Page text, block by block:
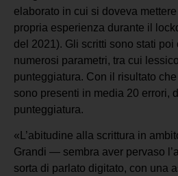
elaborato in cui si doveva
propria esperienza durante il
del 2021). Gli scritti sono stati poi
numerosi parametri, tra cui
punteggiatura. Con il risultato
sono presenti in media 20 errori,
punteggiatura.
«L’abitudine alla scrittura in
Grandi — sembra aver pervaso
sorta di parlato digitato, con una